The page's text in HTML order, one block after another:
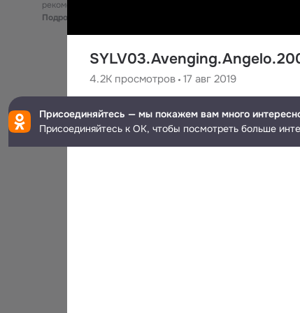
4.2K просмотров 17 авг 2019
5.7K подписчиков
рекомендательные технологии
Подробнее
Присоединяйтесь — мы покажем вам много
Присоединяйтесь к ОК, чтобы посмотреть больше